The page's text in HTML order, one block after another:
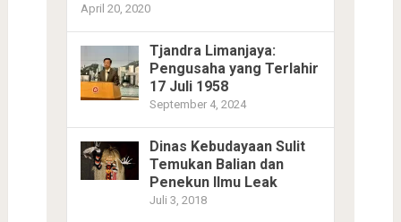
April 20, 2020
Tjandra Limanjaya:
Pengusaha yang Terlahir
17 Juli 1958
September 4, 2024
Dinas Kebudayaan Sulit
Temukan Balian dan
Penekun Ilmu Leak
Juli 3, 2018